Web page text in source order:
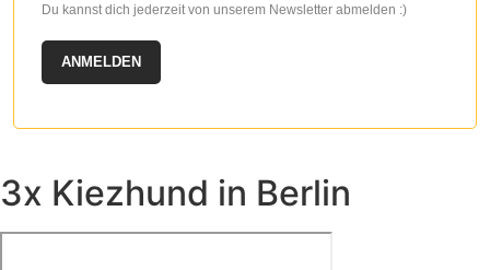
Du kannst dich jederzeit von unserem Newsletter abmelden :)
ANMELDEN
3x Kiezhund in Berlin